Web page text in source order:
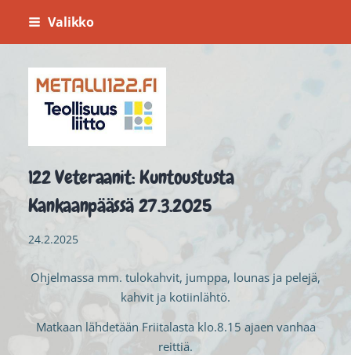
Siirry
Valikko
Metalli 122
122 Veteraanit: Kuntoustusta
Kankaanpäässä 27.3.2025
24.2.2025
Ohjelmassa mm. tulokahvit, jumppa, lounas ja pelejä,
kahvit ja kotiinlähtö.
Matkaan lähdetään Friitalasta klo.8.15 ajaen vanhaa
reittiä.